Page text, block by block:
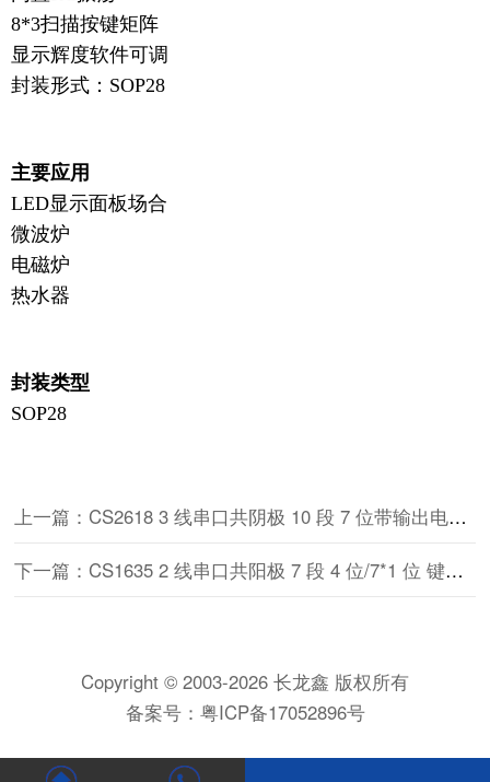
8*3扫描按键矩阵
显示辉度软件可调
封装形式：SOP28
主要应用
LED显示面板场合
微波炉
电磁炉
热水器
封装类型
SOP28
上一篇：CS2618 3 线串口共阴极 10 段 7 位带输出电阻 /高抗 EFT 的/10*2 位键盘扫描 LED 驱动控制专用电路
下一篇：CS1635 2 线串口共阳极 7 段 4 位/7*1 位 键盘扫描 LED 驱动控制专用电路
Copyright © 2003-2026 长龙鑫 版权所有
备案号： 粤ICP备17052896号